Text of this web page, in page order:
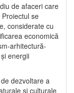
de afaceri care
se
considerate cu
economică
arhitectură-
energii
dezvoltare a
și culturale